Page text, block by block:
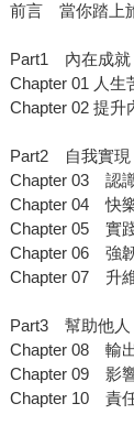
前言 當你踏上
Part1 內在成就
Chapter 01 人生
Chapter 02 提升
Part2 自我實現
Chapter 03 認
Chapter 04 快
Chapter 05 實
Chapter 06 強
Chapter 07 升
Part3 幫助他人
Chapter 08 輸
Chapter 09 影
Chapter 10 責